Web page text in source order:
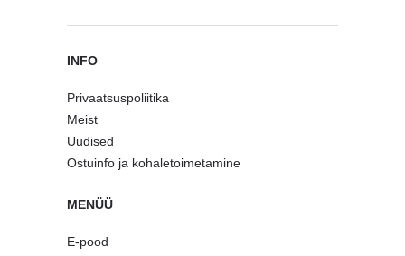
INFO
Privaatsuspoliitika
Meist
Uudised
Ostuinfo ja kohaletoimetamine
MENÜÜ
E-pood